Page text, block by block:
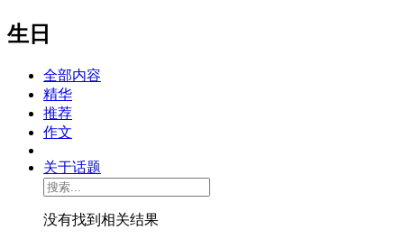
生日
全部内容
精华
推荐
作文
关于话题
没有找到相关结果